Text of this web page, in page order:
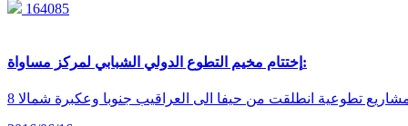
164085
إختتام مخيم التطوع الدولي الشبابي لمركز مساواة:
مشاريع تطوعية انطلقت من حيفا الى العراقيب جنوبا وعكبرة شمالا